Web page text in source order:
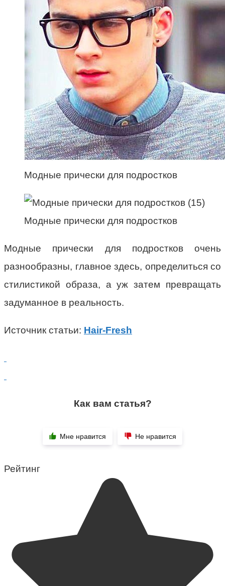
Модные прически для подростков
Модные прически для подростков
Модные прически для подростков очень
разнообразны, главное здесь, определиться со
стилистикой образа, а уж затем превращать
задуманное в реальность.
Источник статьи: Hair-Fresh
Как вам статья?
Мне нравится Не нравится
Рейтинг